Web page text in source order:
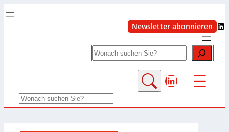
Newsletter abonnieren LinkedIn
Search
LinkedIn
Search